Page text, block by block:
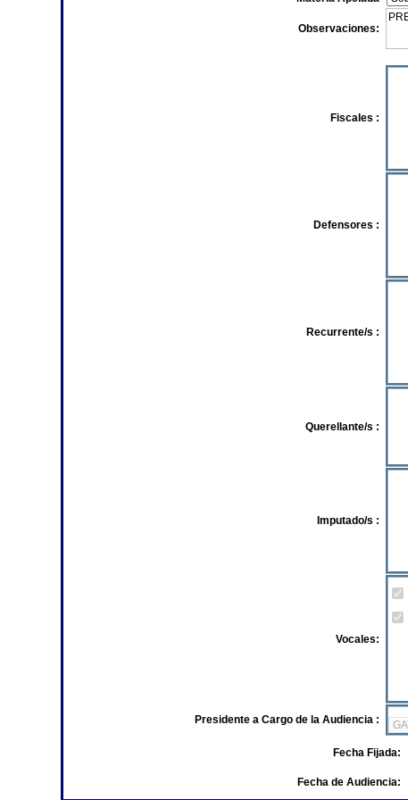
Observaciones:
Fiscales :
Defensores :
Recurrente/s :
Querellante/s :
Imputado/s :
Vocales:
Presidente a Cargo de la Audiencia :
Fecha Fijada:
Fecha de Audiencia: